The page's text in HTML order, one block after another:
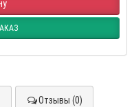
Отзывы (0)